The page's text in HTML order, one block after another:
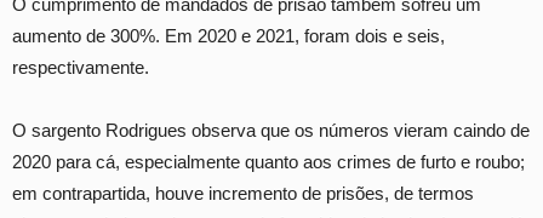
O cumprimento de mandados de prisão também sofreu um
aumento de 300%. Em 2020 e 2021, foram dois e seis,
respectivamente.
O sargento Rodrigues observa que os números vieram caindo de
2020 para cá, especialmente quanto aos crimes de furto e roubo;
em contrapartida, houve incremento de prisões, de termos